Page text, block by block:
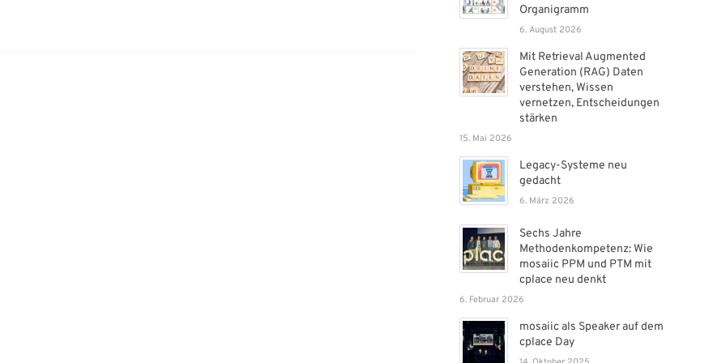
Organigramm
6. August 2026
Mit Retrieval Augmented
Generation (RAG) Daten
verstehen, Wissen
vernetzen, Entscheidungen
stärken
15. Mai 2026
Legacy-Systeme neu
gedacht
6. März 2026
Sechs Jahre
Methodenkompetenz: Wie
mosaiic PPM und PTM mit
cplace neu denkt
6. Februar 2026
mosaiic als Speaker auf dem
cplace Day
Adresse
+49 89 37 15 95 00